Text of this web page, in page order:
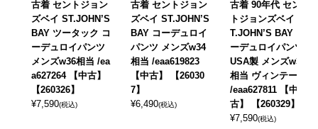
古着 セントジョン
ズベイ ST.JOHN’S
BAY ツータック コ
ーデュロイパンツ
メンズw36相当 /ea
a627264 【中古】
【260326】
¥7,590(税込)
古着 セントジョン
ズベイ ST.JOHN’S
BAY コーデュロイ
パンツ メンズw34
相当 /eaa619823
【中古】 【26030
7】
¥6,490(税込)
古着 90年代 セン
トジョンズベイ S
T.JOHN’S BAY コ
ーデュロイパンツ
USA製 メンズw33
相当 ヴィンテージ
/eaa627811 【中
古】 【260329】
¥7,590(税込)